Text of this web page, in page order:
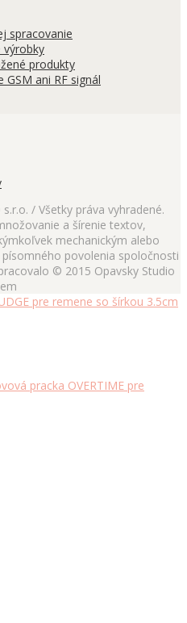
spracovanie
výrobky
produkty
ani RF signál
/ Všetky práva vyhradené.
a šírenie textov,
mechanickým alebo
povolenia spoločnosti
© 2015 Opavsky Studio
pre remene so šírkou 3.5cm
pracka OVERTIME pre